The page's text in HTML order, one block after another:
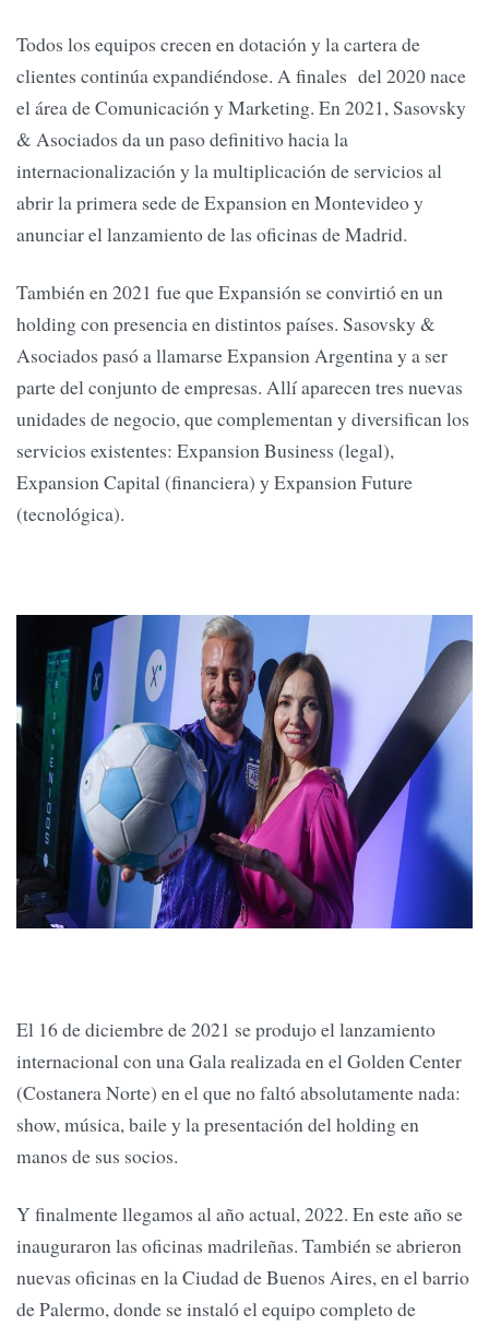
Todos los equipos crecen en dotación y la cartera de
clientes continúa expandiéndose. A finales del 2020 nace
el área de Comunicación y Marketing. En 2021, Sasovsky
& Asociados da un paso definitivo hacia la
internacionalización y la multiplicación de servicios al
abrir la primera sede de Expansion en Montevideo y
anunciar el lanzamiento de las oficinas de Madrid.
También en 2021 fue que Expansión se convirtió en un
holding con presencia en distintos países. Sasovsky &
Asociados pasó a llamarse Expansion Argentina y a ser
parte del conjunto de empresas. Allí aparecen tres nuevas
unidades de negocio, que complementan y diversifican los
servicios existentes: Expansion Business (legal),
Expansion Capital (financiera) y Expansion Future
(tecnológica).
El 16 de diciembre de 2021 se produjo el lanzamiento
internacional con una Gala realizada en el Golden Center
(Costanera Norte) en el que no faltó absolutamente nada:
show, música, baile y la presentación del holding en
manos de sus socios.
Y finalmente llegamos al año actual, 2022. En este año se
inauguraron las oficinas madrileñas. También se abrieron
nuevas oficinas en la Ciudad de Buenos Aires, en el barrio
de Palermo, donde se instaló el equipo completo de